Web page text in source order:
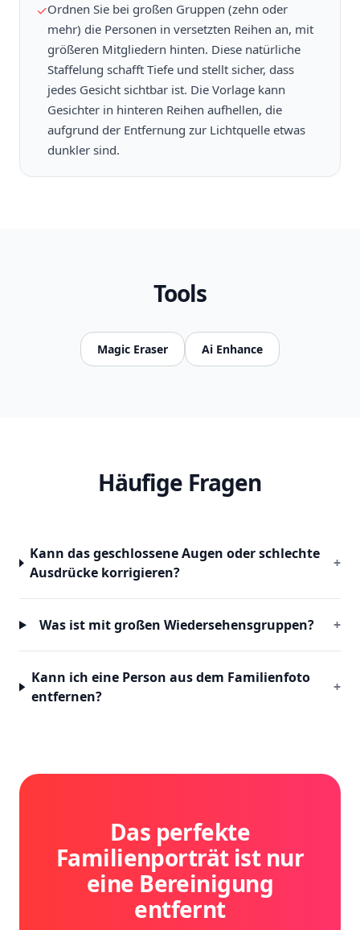
✓Ordnen Sie bei großen Gruppen (zehn oder
mehr) die Personen in versetzten Reihen an, mit
größeren Mitgliedern hinten. Diese natürliche
Staffelung schafft Tiefe und stellt sicher, dass
jedes Gesicht sichtbar ist. Die Vorlage kann
Gesichter in hinteren Reihen aufhellen, die
aufgrund der Entfernung zur Lichtquelle etwas
dunkler sind.
Tools
Magic Eraser Ai Enhance
Häufige Fragen
Kann das geschlossene Augen oder schlechte
Ausdrücke korrigieren?
+
Was ist mit großen Wiedersehensgruppen? +
Kann ich eine Person aus dem Familienfoto
entfernen?
+
Das perfekte
Familienporträt ist nur
eine Bereinigung
entfernt